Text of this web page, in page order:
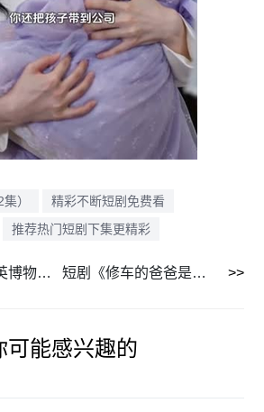
）
精彩不断短剧免费看
推荐热门短剧下集更精彩
短剧《逃出大英博物馆（4集）》短剧超燃剧情在线速看 短剧《修车的爸爸是大佬（62集）》精彩短剧完整版在线播放
可能感兴趣的